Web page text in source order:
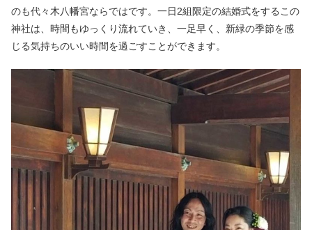
のも代々木八幡宮ならではです。一日2組限定の結婚式をするこの
神社は、時間もゆっくり流れていき、一足早く、新緑の季節を感
じる気持ちのいい時間を過ごすことができます。